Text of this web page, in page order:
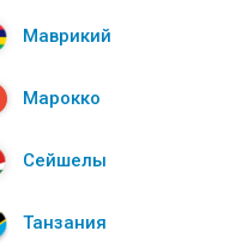
Маврикий
Марокко
Сейшелы
Танзания